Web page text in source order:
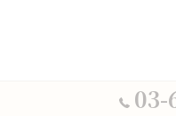
03-